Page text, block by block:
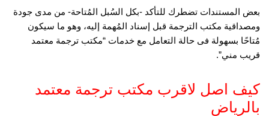
بعض المستندات تضطرك للتأكد -بكل السُبل المُتاحة- من مدى جودة
ومصداقية مكتب الترجمة قبل إسناد المُهمة إليه، وهو ما سيكون
مُتاحًا بسهولة فى حالة التعامل مع خدمات “مكتب ترجمة معتمد
قريب مني”.
كيف اصل لاقرب مكتب ترجمة معتمد
بالرياض